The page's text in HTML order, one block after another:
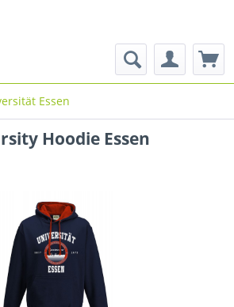
Essen
Hoodie Essen